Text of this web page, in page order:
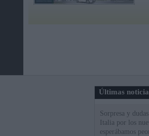
Últimas
Sorpresa y
Italia por los
esperábamos